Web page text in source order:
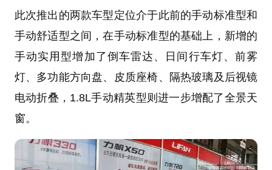
此次推出的两款车型定位介于此前的手动标准型和
手动舒适型之间，在手动标准型的基础上，新增的
手动实用型增加了倒车雷达、日间行车灯、前雾
灯、多功能方向盘、皮质座椅、隔热玻璃及后视镜
电动折叠，1.8L手动精英型则进一步增配了全景天
窗。